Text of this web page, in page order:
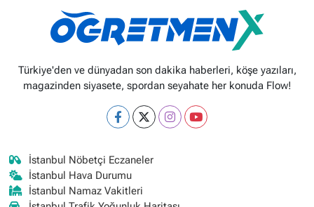
Türkiye'den ve dünyadan son dakika haberleri, köşe yazıları,
magazinden siyasete, spordan seyahate her konuda Flow!
İstanbul Nöbetçi Eczaneler
İstanbul Hava Durumu
İstanbul Namaz Vakitleri